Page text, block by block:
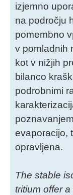
izjemno
na področju
pomembno
v pomladnih
kot v nižjih
bilanco
podrobnimi
evaporacijo,
opravljena.
The stable
tritium offer